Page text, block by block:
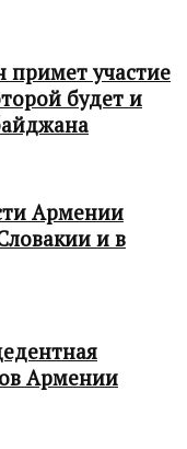
примет участие
будет и
Армении
и в
Армении